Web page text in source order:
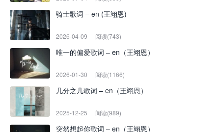
骑士歌词 – en (王翊恩)
2026-04-09 阅读(743)
唯一的偏爱歌词 – en（王翊恩）
2026-01-30 阅读(1166)
几分之几歌词 – en（王翊恩）
2025-12-25 阅读(989)
突然想起你歌词 – en（王翊恩）